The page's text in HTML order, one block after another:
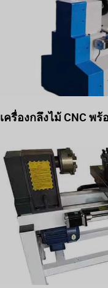
เครื่องกลึงไม้ CNC พ